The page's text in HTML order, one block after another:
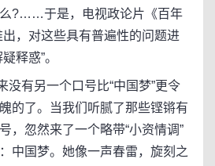
?……于是，电视政论片《百年
，对这些具有普遍性的问题进
释惑”。
有另一个口号比“中国梦”更令
的了。当我们听腻了那些铿锵有
，忽然来了一个略带“小资情调”
中国梦。她像一声春雷，旋刻之